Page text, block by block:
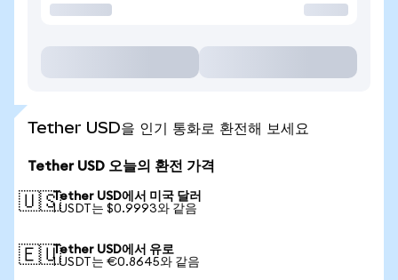
Tether USD을 인기 통화로 환전해 보세요
Tether USD 오늘의 환전 가격
🇺🇸Tether USD에서 미국 달러
1 USDT는 $0.9993와 같음
🇪🇺Tether USD에서 유로
1 USDT는 €0.8645와 같음